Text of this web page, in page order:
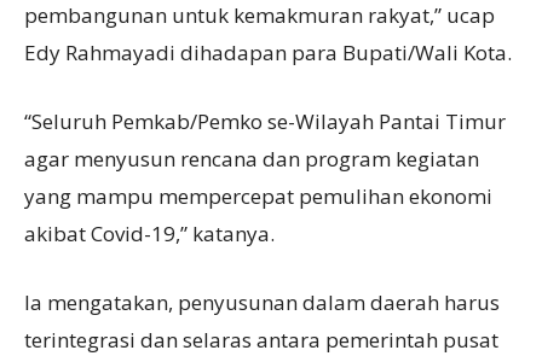
pembangunan untuk kemakmuran rakyat,” ucap
Edy Rahmayadi dihadapan para Bupati/Wali Kota.
“Seluruh Pemkab/Pemko se-Wilayah Pantai Timur
agar menyusun rencana dan program kegiatan
yang mampu mempercepat pemulihan ekonomi
akibat Covid-19,” katanya.
Ia mengatakan, penyusunan dalam daerah harus
terintegrasi dan selaras antara pemerintah pusat